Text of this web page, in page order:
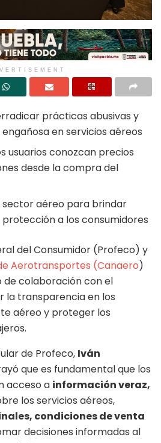
prácticas abusivas y
en servicios aéreos
usuarios conozcan precios
desde la compra del
aéreo para brindar
a los consumidores
del Consumidor (Profeco) y
Aerotransportes (Canaero)
de colaboración con el
la transparencia en los
aéreo y proteger los
de Profeco, Iván
que es fundamental que los
acceso a información veraz,
los servicios aéreos,
condiciones de venta
decisiones informadas al